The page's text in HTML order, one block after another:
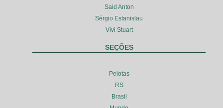
Said Anton
Sérgio Estanislau
Vivi Stuart
SEÇÕES
Pelotas
RS
Brasil